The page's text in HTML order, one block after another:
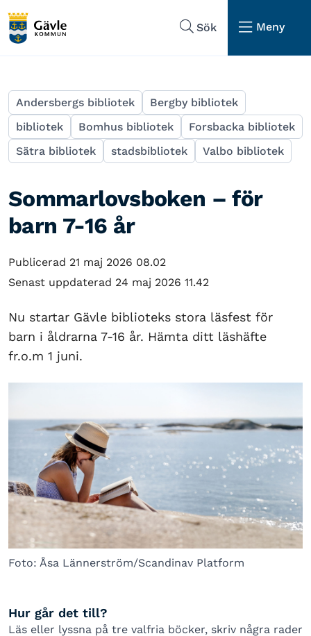
Sök
Meny
Andersbergs bibliotek
Bergby bibliotek
bibliotek
Bomhus bibliotek
Forsbacka bibliotek
Sätra bibliotek
stadsbibliotek Valbo bibliotek
Sommarlovsboken – för
barn 7-16 år
Publicerad 21 maj 2026 08.02
Senast uppdaterad 24 maj 2026 11.42
Nu startar Gävle biblioteks stora läsfest för
barn i åldrarna 7-16 år. Hämta ditt läshäfte
fr.o.m 1 juni.
Foto: Åsa Lännerström/Scandinav Platform
Hur går det till?
Läs eller lyssna på tre valfria böcker, skriv några rader